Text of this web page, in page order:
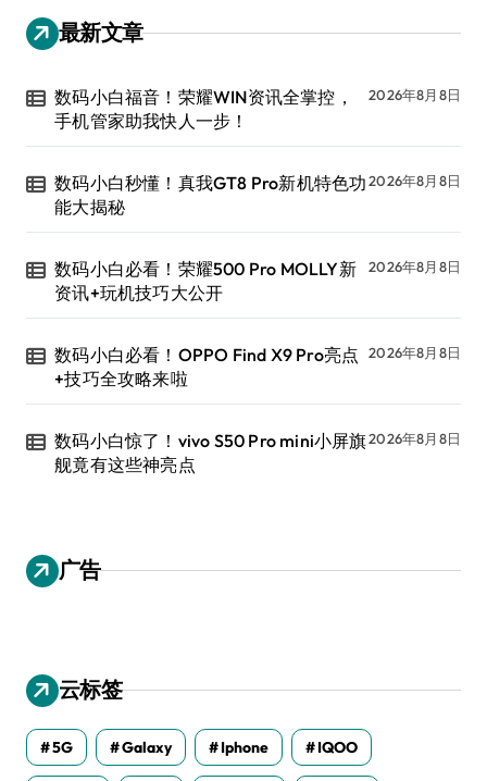
最新文章
数码小白福音！荣耀WIN资讯全掌控，
手机管家助我快人一步！
2026年8月8日
数码小白秒懂！真我GT8 Pro新机特色功
能大揭秘
2026年8月8日
数码小白必看！荣耀500 Pro MOLLY新
资讯+玩机技巧大公开
2026年8月8日
数码小白必看！OPPO Find X9 Pro亮点
+技巧全攻略来啦
2026年8月8日
数码小白惊了！vivo S50 Pro mini小屏旗
舰竟有这些神亮点
2026年8月8日
广告
云标签
5G Galaxy Iphone IQOO